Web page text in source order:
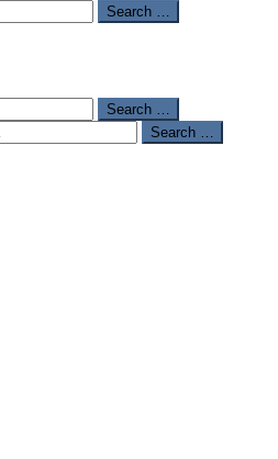
Search …
Search …
Search …